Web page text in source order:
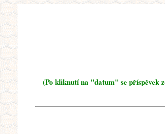
(Po kliknutí na "datum" se příspěvek